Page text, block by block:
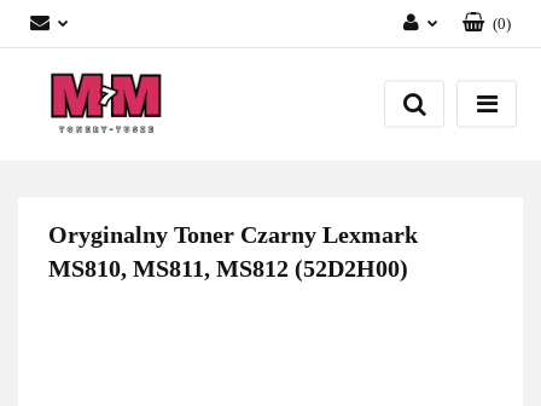
Zaloguj się
Załóż konto
(0)
Oryginalny Toner Czarny Lexmark
MS810, MS811, MS812 (52D2H00)